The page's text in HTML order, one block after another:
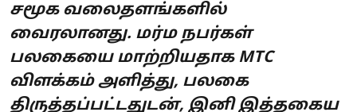
சமூக வலைதளங்களில்
வைரலானது. மர்ம நபர்கள்
பலகையை மாற்றியதாக MTC
விளக்கம் அளித்து, பலகை
திருத்தப்பட்டதுடன், இனி இத்தகைய